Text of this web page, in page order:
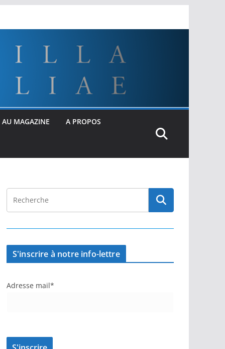
AU MAGAZINE A PROPOS
S'inscrire à notre info-lettre
Adresse mail*